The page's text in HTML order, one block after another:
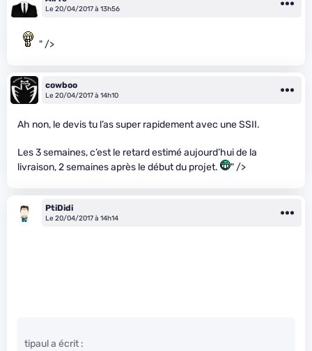
Le 20/04/2017 à 13h56
" />
cowboo
Le 20/04/2017 à 14h10
Ah non, le devis tu l’as super rapidement avec une SSII.
Les 3 semaines, c’est le retard estimé aujourd’hui de la
livraison, 2 semaines après le début du projet.
" />
PtiDidi
Le 20/04/2017 à 14h14
tipaul a écrit :